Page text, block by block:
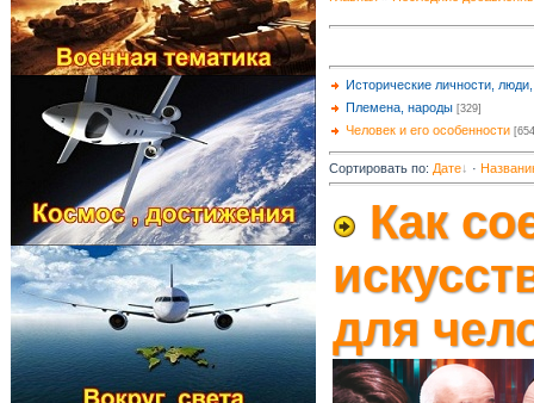
Исторические личности,
Племена, народы [329]
Человек и его особенности
Сортировать по: Дате ·
Как
для